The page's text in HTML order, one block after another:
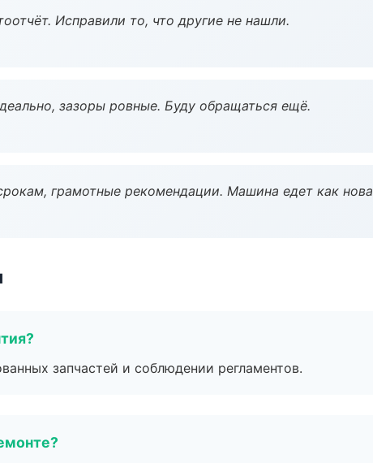
Исправили то, что другие не нашли.
зазоры ровные. Буду обращаться ещё.
грамотные рекомендации. Машина едет как
запчастей и соблюдении регламентов.